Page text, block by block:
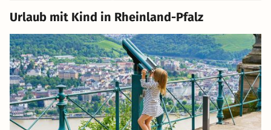
Urlaub mit Kind in Rheinland-Pfalz